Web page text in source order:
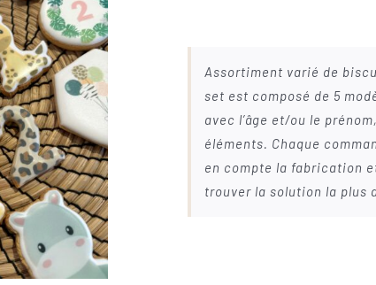
90.00€
Assortiment varié de
set est composé de 5
avec l’âge et/ou le
éléments. Chaque
en compte la fabrication
trouver la solution la plus